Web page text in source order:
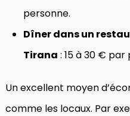
personne.
Dîner dans un
Tirana : 15 à 30 € par
Un excellent moyen
comme les locaux. Par